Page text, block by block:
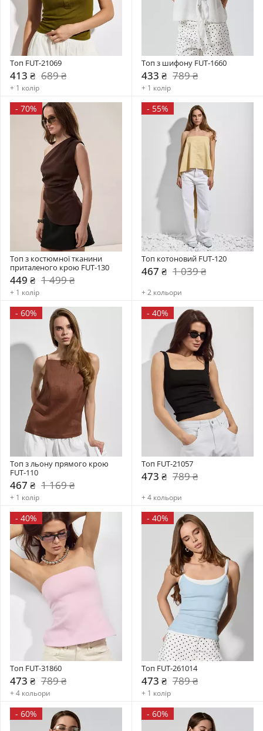
Топ FUT-21069
413 ₴ 689 ₴
+ 1 колір
Топ з шифону FUT-1660
433 ₴ 789 ₴
+ 1 колір
- 70%
Топ з костюмної тканини
приталеного крою FUT-130
449 ₴ 1 499 ₴
+ 1 колір
- 55%
Топ котоновий FUT-120
467 ₴ 1 039 ₴
+ 2 кольори
- 60%
Топ з льону прямого крою
FUT-110
467 ₴ 1 169 ₴
+ 1 колір
- 40%
Топ FUT-21057
473 ₴ 789 ₴
+ 4 кольори
- 40%
Топ FUT-31860
473 ₴ 789 ₴
+ 4 кольори
- 40%
Топ FUT-261014
473 ₴ 789 ₴
+ 1 колір
- 60% - 60%